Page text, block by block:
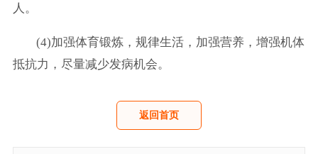
人。
(4)加强体育锻炼，规律生活，加强营养，增强机体
抵抗力，尽量减少发病机会。
返回首页